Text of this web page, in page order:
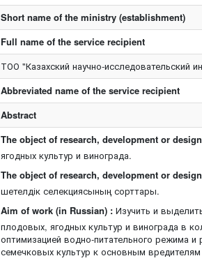
Short name of the ministry (establishment)
Full name of the service recipient
ТОО "Казахский научно-исследовательский
Abbreviated name of the service recipient
Abstract
The object of research, development or
ягодных культур и винограда.
The object of research, development or
шетелдік селекциясының сорттары.
Aim of work (in Russian) : Изучить и
плодовых, ягодных культур и винограда в
оптимизацией водно-питательного режима
семечковых культур к основным